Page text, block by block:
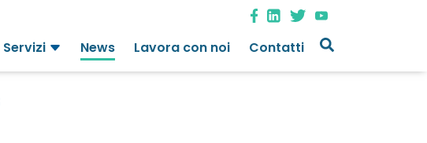
Servizi News Lavora con noi Contatti